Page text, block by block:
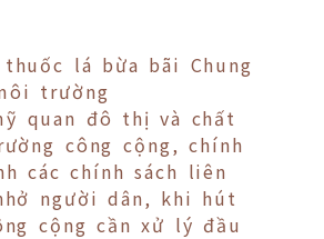
lá bừa bãi Chung
trường
quan đô thị và chất
công cộng, chính
các chính sách liên
người dân, khi hút
cộng cần xử lý đầu